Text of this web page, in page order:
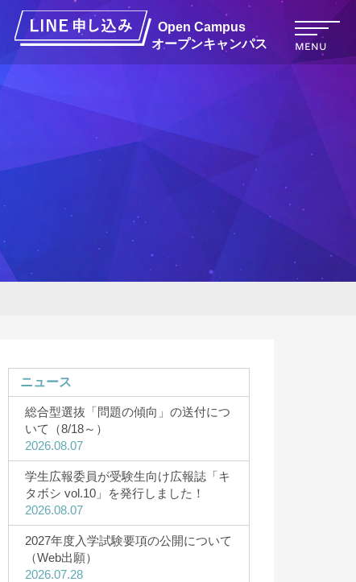
オープンキャンパス MENU
5月・8
（12
キャンパスライフ
キャンパスライフ
研究者Story
サークル一覧
ニュース
総合型選抜「問題の傾向」の送付につ
いて（8/18～）
2026.08.07
学生広報委員が受験生向け広報誌「キ
タボシ vol.10」を発行しました！
2026.08.07
2027年度入学試験要項の公開について
（Web出願）
2026.07.28